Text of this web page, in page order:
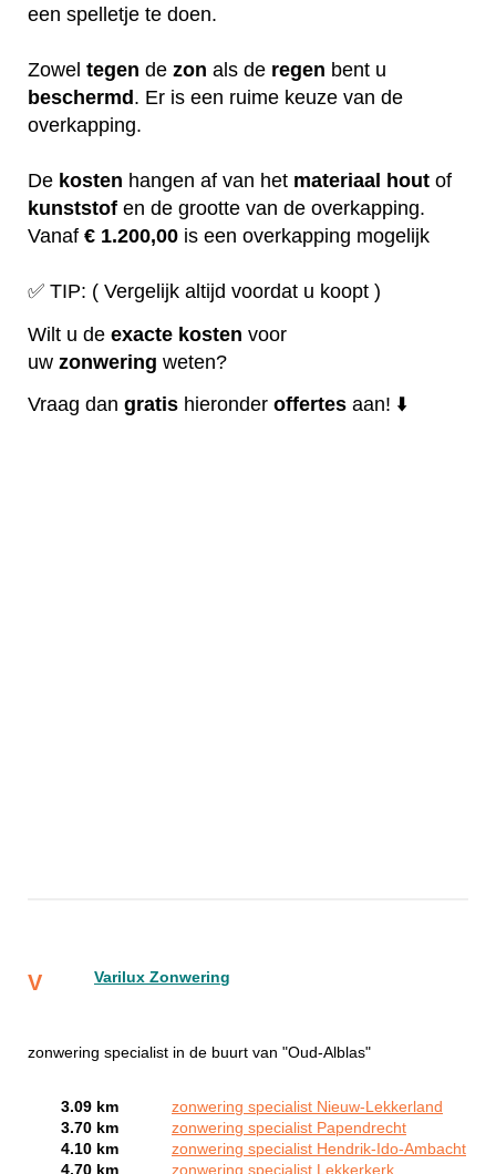
een spelletje te doen.
Zowel tegen de zon als de regen bent u
beschermd . Er is een ruime keuze van de
overkapping.
De kosten hangen af van het materiaal hout of
kunststof en de grootte van de overkapping.
Vanaf € 1.200,00 is een overkapping mogelijk
✅ TIP: ( Vergelijk altijd voordat u koopt )
Wilt u de exacte kosten voor
uw zonwering weten?
Vraag dan gratis hieronder offertes aan! ⬇️
V Varilux Zonwering
zonwering specialist in de buurt van "Oud-Alblas"
3.09 km
zonwering specialist Nieuw-Lekkerland
3.70 km
zonwering specialist Papendrecht
4.10 km
zonwering specialist Hendrik-Ido-Ambacht
4.70 km
zonwering specialist Lekkerkerk